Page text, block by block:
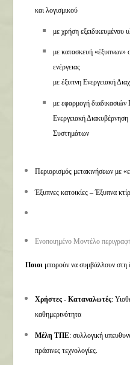
και λογισμικού
με χρήση εξειδικευμένου
με κατασκευή «έξυπνων»
ενέργειας
με έξυπνη Ενεργειακή
με εφαρμογή
Ενεργειακή
Συστημάτων
Περιορισμός μετακινήσεων με
Έξυπνες κατοικίες – Έξυπνα
Ενοποιημένο Μοντέλο
Ποιοι μπορούν να συμβάλλουν
Χρήστες - Καταναλωτές:
καθημερινότητα
Μέλη ΤΠΕ: συλλογική
πράσινες τεχνολογίες.